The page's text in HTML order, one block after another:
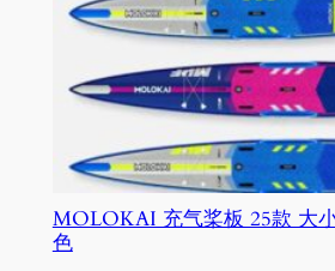
MOLOKAI 充气桨板 25款 大
色